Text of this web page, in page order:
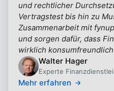
und rechtlicher
Vertragstest bis hin zu
Zusammenarbeit mit
und sorgen dafür, dass
wirklich
Walter Hager
Experte
Mehr erfahren